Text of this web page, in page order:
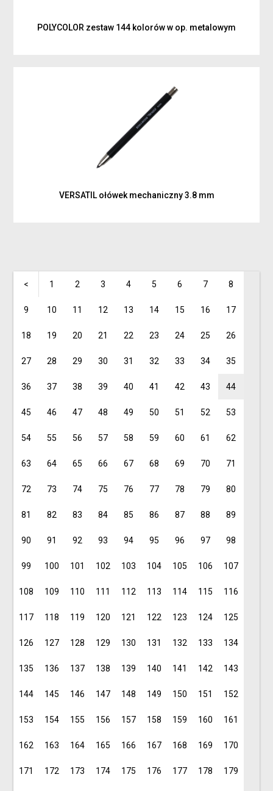
POLYCOLOR zestaw 144 kolorów w op. metalowym
VERSATIL ołówek mechaniczny 3.8 mm
< 1 2 3 4 5 6 7 8
9 10 11 12 13 14 15 16 17
18 19 20 21 22 23 24 25 26
27 28 29 30 31 32 33 34 35
36 37 38 39 40 41 42 43 44
45 46 47 48 49 50 51 52 53
54 55 56 57 58 59 60 61 62
63 64 65 66 67 68 69 70 71
72 73 74 75 76 77 78 79 80
81 82 83 84 85 86 87 88 89
90 91 92 93 94 95 96 97 98
99 100 101 102 103 104 105 106 107
108 109 110 111 112 113 114 115 116
117 118 119 120 121 122 123 124 125
126 127 128 129 130 131 132 133 134
135 136 137 138 139 140 141 142 143
144 145 146 147 148 149 150 151 152
153 154 155 156 157 158 159 160 161
162 163 164 165 166 167 168 169 170
171 172 173 174 175 176 177 178 179